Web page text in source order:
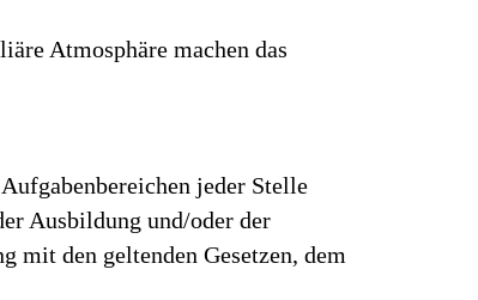
Atmosphäre machen das
jeder Stelle
Ausbildung und/oder der
den geltenden Gesetzen, dem